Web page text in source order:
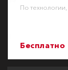
По
Бесплатно